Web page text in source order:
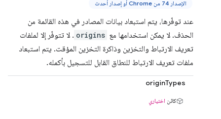
الإصدار 74 من Chrome أو إصدار أحدث
عند توفّرها، يتم استبعاد بيانات المصادر في هذه القائمة من
الحذف. لا يمكن استخدامها مع origins . لا تتوفّر إلا لملفات
تعريف الارتباط والتخزين وذاكرة التخزين المؤقت. يتم استبعاد
ملفات تعريف الارتباط للنطاق القابل للتسجيل بأكمله.
originTypes
كائن اختياري